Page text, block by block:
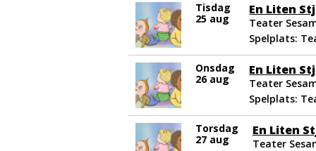
Tisdag
25 aug
En Liten
Teater
Spelplats:
Onsdag
26 aug
En Liten
Teater
Spelplats:
Torsdag
27 aug
En Liten
Teater